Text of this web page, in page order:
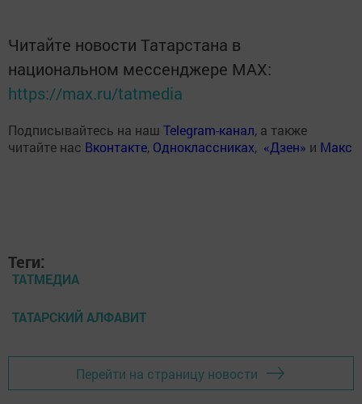
Читайте новости Татарстана в
национальном мессенджере MАХ:
https://max.ru/tatmedia
Подписывайтесь на наш Telegram-канал, а также
читайте нас Вконтакте, Одноклассниках, «Дзен» и Макс
Теги:
ТАТМЕДИА
ТАТАРСКИЙ АЛФАВИТ
Перейти на страницу новости